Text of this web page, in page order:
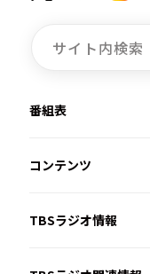
番組表
コンテンツ
TBSラジオ情報